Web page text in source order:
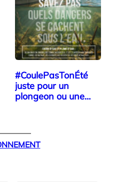
#CoulePasTonÉté
juste pour un
plongeon ou une…